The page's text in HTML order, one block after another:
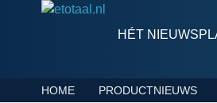
HÉT
HOME PRODUCTNIEUWS